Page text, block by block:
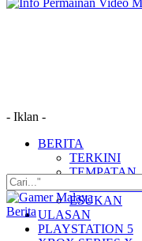
- Iklan -
BERITA
TERKINI
TEMPATAN
ESUKAN
ULASAN
PLAYSTATION 5
Berita